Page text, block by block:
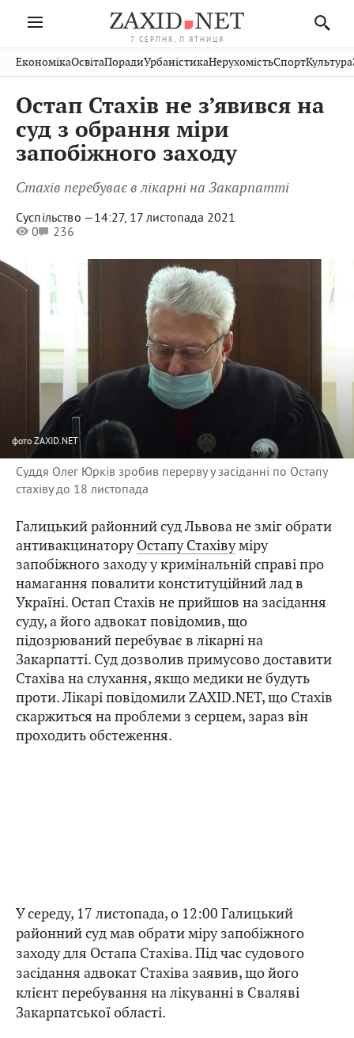
7 СЕРПНЯ, П'ЯТНИЦЯ
Івано-
Франківськ
Тернопіль
Волинь
Закарпаття
Рівне
Чернівці
Шептицький
Стрий
Хмельницький
Публікації
Авто СловкоКультура
Кіно Дім СпортКраєзнавство
ФотоОсвіта
ЕкономікаОсвітаПорадиУрбаністикаНерухомістьСпортКультура
Остап Стахів не з’явився на
суд з обрання міри
запобіжного заходу
Стахів перебуває в лікарні на Закарпатті
Суспільство —14:27, 17 листопада 2021
0
236
фото ZAXID.NET
Суддя Олег Юрків зробив перерву у засіданні по Остапу
стахіву до 18 листопада
Галицький районний суд Львова не зміг обрати
антивакцинаторуОстапу Стахівуміру
запобіжного заходу у кримінальній справі про
намагання повалити конституційний лад в
Україні. Остап Стахів не прийшов на засідання
суду, а його адвокат повідомив, що
підозрюваний перебуває в лікарні на
Закарпатті. Суд дозволив примусово доставити
Стахіва на слухання, якщо медики не будуть
проти. Лікарі повідомили ZAXID.NET, що Стахів
скаржиться на проблеми з серцем, зараз він
проходить обстеження.
У середу, 17 листопада, о 12:00 Галицький
районний суд мав обрати міру запобіжного
заходу для Остапа Стахіва. Під час судового
засідання адвокат Стахіва заявив, що його
клієнт перебування на лікуванні в Сваляві
Закарпатської області.